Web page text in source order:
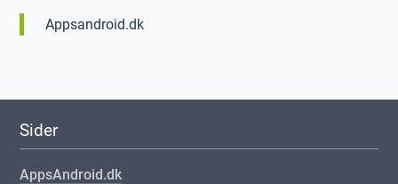
Appsandroid.dk
Sider
AppsAndroid.dk